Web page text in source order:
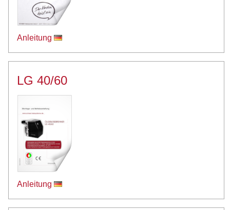
Anleitung
LG 40/60
Anleitung